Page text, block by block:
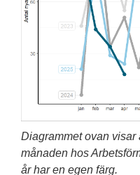
Diagrammet ovan
månaden hos
år har en egen färg.